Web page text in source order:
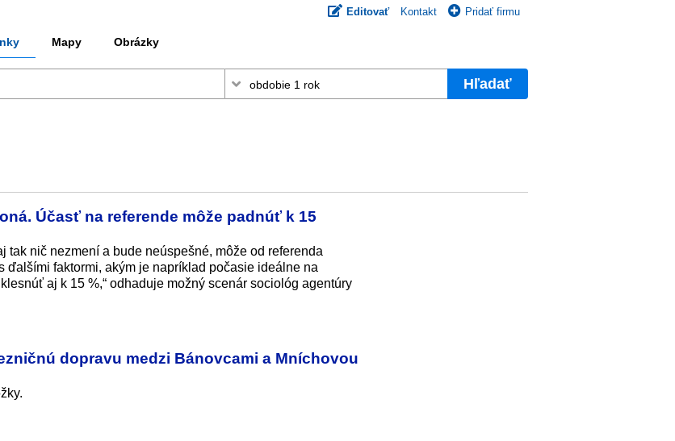
Editovať Kontakt Pridať firmu
Mapy Obrázky
Hľadať
Účasť na referende môže padnúť k 15
tak nič nezmení a bude neúspešné, môže od referenda
faktormi, akým je napríklad počasie ideálne na
aj k 15 %,“ odhaduje možný scenár sociológ agentúry
dopravu medzi Bánovcami a Mníchovou